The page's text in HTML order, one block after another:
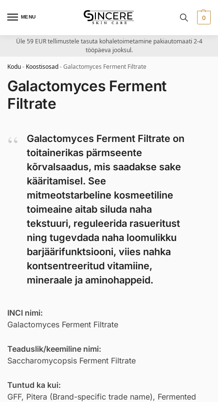
MENU 0
Üle 59 EUR tellimustele tasuta kohaletoimetamine pakiautomaati 2-4
tööpäeva jooksul.
Kodu- Koostisosad-Galactomyces Ferment Filtrate
Galactomyces Ferment
Filtrate
Galactomyces Ferment Filtrate on
toitainerikas pärmseente
kõrvalsaadus, mis saadakse sake
kääritamisel. See
mitmeotstarbeline kosmeetiline
toimeaine aitab siluda naha
tekstuuri, reguleerida rasueritust
ning tugevdada naha loomulikku
barjäärifunktsiooni, viies nahka
kontsentreeritud vitamiine,
mineraale ja aminohappeid.
INCI nimi:
Galactomyces Ferment Filtrate
Teaduslik/keemiline nimi:
Saccharomycopsis Ferment Filtrate
Tuntud ka kui:
GFF, Pitera (Brand-specific trade name), Fermented